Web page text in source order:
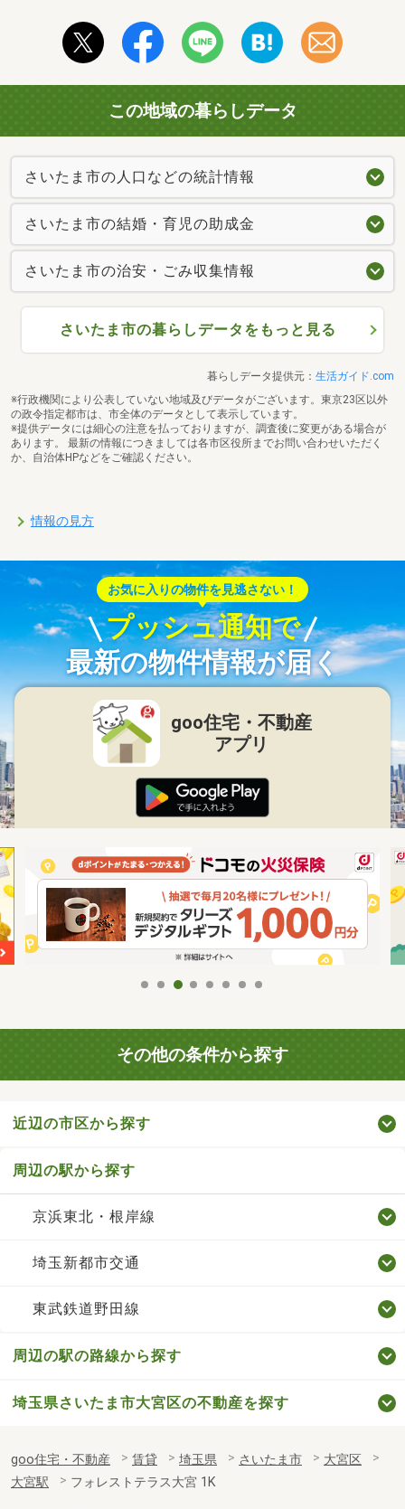
この地域の暮らしデータ
さいたま市の人口などの統計情報
さいたま市の結婚・育児の助成金
さいたま市の治安・ごみ収集情報
さいたま市の暮らしデータをもっと見る
暮らしデータ提供元： 生活ガイド.com
※行政機関により公表していない地域及びデータがございます。東京23区以外
の政令指定都市は、市全体のデータとして表示しています。
※提供データには細心の注意を払っておりますが、調査後に変更がある場合が
あります。 最新の情報につきましては各市区役所までお問い合わせいただく
か、自治体HPなどをご確認ください。
情報の見方
お気に入りの物件を見逃さない！
プッシュ通知で
最新の物件情報が届く
goo住宅・不動産
アプリ
その他の条件から探す
近辺の市区から探す
周辺の駅から探す
京浜東北・根岸線
埼玉新都市交通
東武鉄道野田線
周辺の駅の路線から探す
埼玉県さいたま市大宮区の不動産を探す
goo住宅・不動産 賃貸 埼玉県 さいたま市
大宮区
大宮駅
フォレストテラス大宮 1K